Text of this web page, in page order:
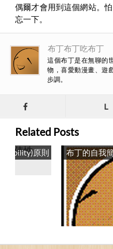
偶爾才會用到這個網站。
忘一下。
布丁布丁吃布丁
這個布丁是在無聊的
物，喜愛動漫畫、遊
步調。
L
Related Posts
簡介(2008年版)